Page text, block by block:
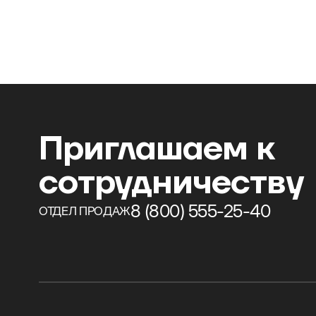
Приглашаем к
сотрудничеству
ОТДЕЛ ПРОДАЖ8 (800) 555-25-40